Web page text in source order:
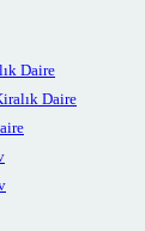
Daire
Daire